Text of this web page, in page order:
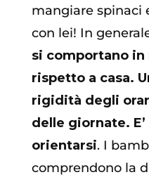
mangiare spinaci
con lei! In
si comportano
rispetto a casa.
rigidità degli
delle giornate.
orientarsi. I
comprendono la